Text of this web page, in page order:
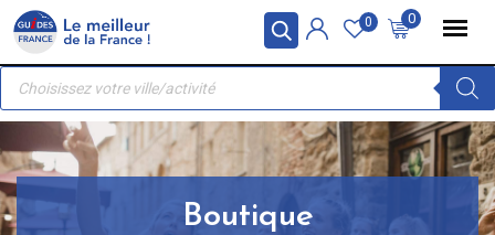
Panneau de gestion des cookies
Skip
content
0
0
Recherche
produits
Boutique